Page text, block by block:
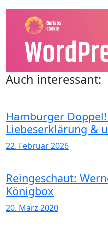
Auch interessant:
Hamburger
Liebeserklärung &
22. Februar 2026
Reingeschaut:
Königbox
20. März 2020